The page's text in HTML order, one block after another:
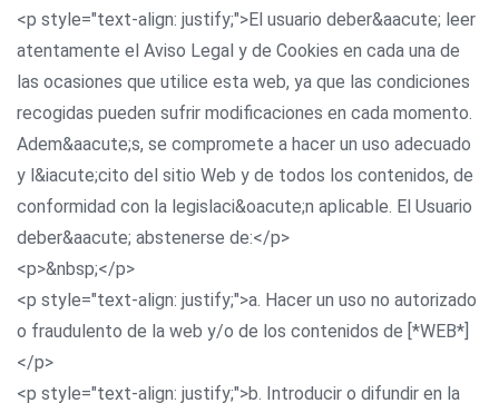
<p style="text-align: justify;">El usuario deber&aacute; leer
atentamente el Aviso Legal y de Cookies en cada una de
las ocasiones que utilice esta web, ya que las condiciones
recogidas pueden sufrir modificaciones en cada momento.
Adem&aacute;s, se compromete a hacer un uso adecuado
y l&iacute;cito del sitio Web y de todos los contenidos, de
conformidad con la legislaci&oacute;n aplicable. El Usuario
deber&aacute; abstenerse de:</p>
<p>&nbsp;</p>
<p style="text-align: justify;">a. Hacer un uso no autorizado
o fraudulento de la web y/o de los contenidos de [*WEB*]
</p>
<p style="text-align: justify;">b. Introducir o difundir en la